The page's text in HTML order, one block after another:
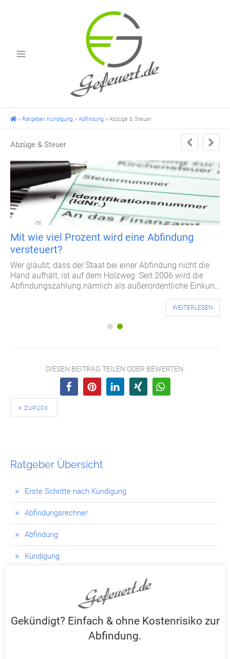
» Ratgeber Kündigung » Abfindung » Abzüge & Steuer
Ratgeber Übersicht
Erste Schritte nach Kündigung
Abfindungsrechner
Abfindung
Kündigung
Kündigungsschutz
Aufhebungsvertrag
Finanzielle Absicherung
Abzüge & Steuer
Mit wie viel Prozent wird eine Abfindung
versteuert?
Wer glaubt, dass der Staat bei einer Abfindung nicht die
Hand aufhält, ist auf dem Holzweg. Seit 2006 wird die
Abfindungszahlung nämlich als außerordentliche Einkunft
Vorteile für den Steuerzahler. Was es in diesem
Zusammenhang mit der vielzitierten Fünftel-Regelung auf
sich hat und was es sonst noch über...
WEITERLESEN
DIESEN BEITRAG TEILEN ODER BEWERTEN:
ZURÜCK
Gekündigt? Einfach & ohne Kostenrisiko zur
Abfindung.